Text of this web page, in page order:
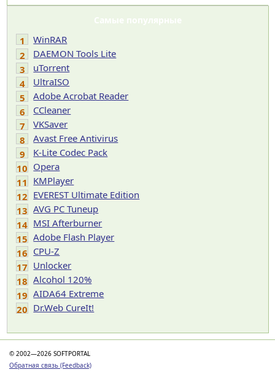
Самые популярные
1
WinRAR
2
DAEMON Tools Lite
3
uTorrent
4
UltraISO
5
Adobe Acrobat Reader
6
CCleaner
7
VKSaver
8
Avast Free Antivirus
9
K-Lite Codec Pack
10 Opera
11 KMPlayer
12 EVEREST Ultimate Edition
13 AVG PC Tuneup
14 MSI Afterburner
15 Adobe Flash Player
16 CPU-Z
17 Unlocker
18 Alcohol 120%
19 AIDA64 Extreme
20 Dr.Web CureIt!
© 2002—2026 SOFTPORTAL
Обратная связь (Feedback)